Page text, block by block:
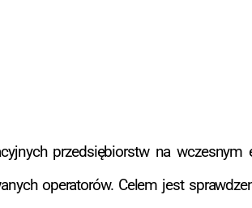
przedsiębiorstw na wczesnym
operatorów. Celem jest